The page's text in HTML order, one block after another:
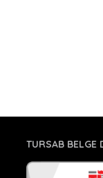
TURSAB BELGE